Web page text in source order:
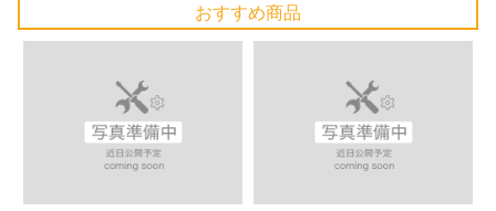
おすすめ商品